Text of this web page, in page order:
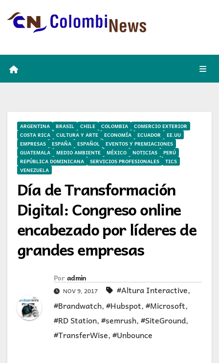
ARGENTINA BRASIL CHILE COLOMBIA
COMERCIO EXTERIOR
COSTA RICA
CULTURA Y ARTE ECONOMÍA ECUADOR
EE.UU
EMPRESAS
ESPAÑA ESPAÑOL
EVENTOS Y PREMIACIONES
GUATEMALA
MEDIO AMBIENTE MÉXICO NOTICIAS
PERÚ
REPÚBLICA DOMINICANA
SERVICIOS PROFESIONALES
TICS
VENEZUELA
Día de Transformación
Digital: Congreso online
encabezado por líderes de
grandes empresas
Por admin
NOV 9, 2017 #Altura Interactive,
#Brandwatch,#Hubspot,#Microsoft,
#RD Station,#semrush,#SiteGround,
#TransferWise,#Unbounce